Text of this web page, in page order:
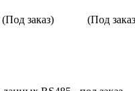
(Под заказ) (Под